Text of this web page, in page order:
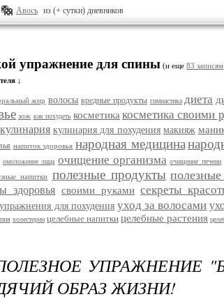
Авось из (+ сутки) дневников
упражнение для спины (и еще 83 записям
↓
жир волосы вредные продукты гимнастика диета
зож как похудеть косметика косметика своими
кулинария кулинария для похудения макияж
напиток здоровья народная медицина
омоложение лица очищение организма очищение печени
напитки полезные продукты
здоровья своими руками секреты
упражнения для похудения уход за волосами
холестерин целебные напитки целебные растения
УПРАЖНЕНИЕ
ОБРАЗ ЖИЗНИ!